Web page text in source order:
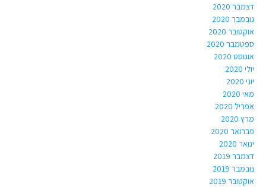
דצמבר 2020
נובמבר 2020
אוקטובר 2020
ספטמבר 2020
אוגוסט 2020
יולי 2020
יוני 2020
מאי 2020
אפריל 2020
מרץ 2020
פברואר 2020
ינואר 2020
דצמבר 2019
נובמבר 2019
אוקטובר 2019